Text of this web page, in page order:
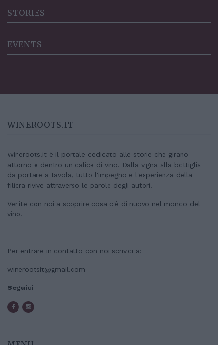
STORIES
EVENTS
WINEROOTS.IT
Wineroots.it è il portale dedicato alle storie che girano
attorno e dentro un calice di vino. Dalla vigna alla bottiglia
da portare a tavola, tutto l'impegno e l'esperienza della
filiera rivive attraverso le parole degli autori.
Venite con noi a scoprire cosa c'è di nuovo nel mondo del
vino!
Per entrare in contatto con noi scrivici a:
winerootsit@gmail.com
Seguici